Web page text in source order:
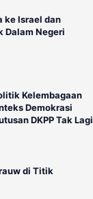
ke Israel dan
Dalam Negeri
Kelembagaan
Demokrasi
DKPP Tak Lagi
di Titik